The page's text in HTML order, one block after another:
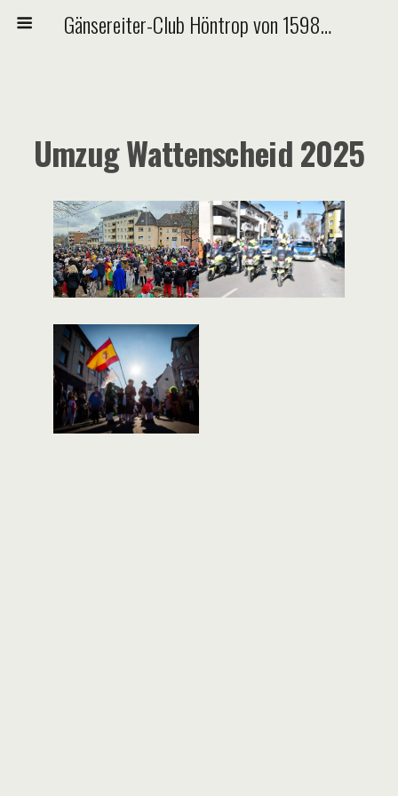
Gänsereiter-Club Höntrop von 1598 e.V.
Umzug Wattenscheid 2025